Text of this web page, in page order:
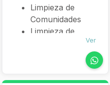
Limpieza de
Comunidades
Limpieza de
Conserjería/Jardinería
Ver